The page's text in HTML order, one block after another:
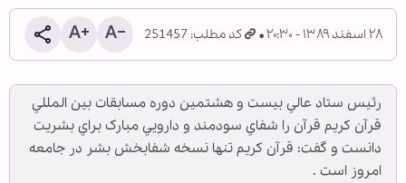
۲۸ اسفند ۱۳۸۹ - ۲۰:۳۰ کد مطلب: 251457
رئيس ستاد عالي بيست و هشتمين دوره مسابقات بين المللي
قرآن کريم قرآن را شفاي سودمند و دارويي مبارک براي بشريت
دانست و گفت: قرآن کريم تنها نسخه شفابخش بشر در جامعه
امروز است .